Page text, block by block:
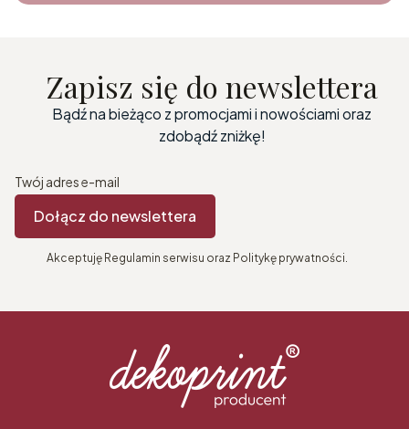
Zapisz się do newslettera
Bądź na bieżąco z promocjami i nowościami oraz
zdobądź zniżkę!
Twój adres e-mail
Dołącz do newslettera
Akceptuję Regulamin serwisu oraz Politykę prywatności.